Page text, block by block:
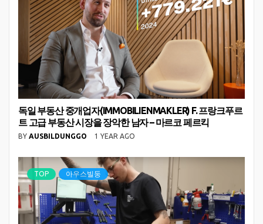
독일 부동산 중개업자(IMMOBILIENMAKLER) F. 프랑크푸르
트 고급 부동산 시장을 장악한 남자 – 마르코 페르킥
BY AUSBILDUNGGO 1 YEAR AGO
TOP 아우스빌둥